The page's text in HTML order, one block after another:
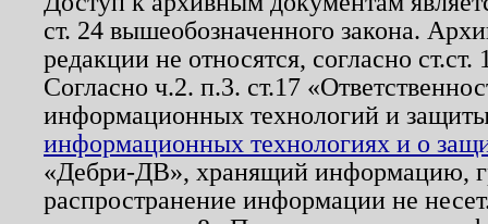
ст. 24 вышеобозначенного закона.
редакции не относятся, согласно
Согласно ч.2. п.3. ст.17
информационных технологий и
информационных технологиях и о
«Дебри-ДВ», хранящий информацию,
распространение информации не